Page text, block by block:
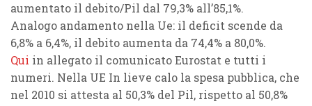
aumentato il debito/Pil dal 79,3% all’85,1%.
Analogo andamento nella Ue: il deficit scende da
6,8% a 6,4%, il debito aumenta da 74,4% a 80,0%.
Qui in allegato il comunicato Eurostat e tutti i
numeri. Nella UE In lieve calo la spesa pubblica, che
nel 2010 si attesta al 50,3% del Pil, rispetto al 50,8%